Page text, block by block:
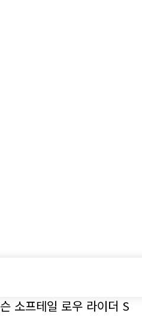
소프테일 로우 라이더 S